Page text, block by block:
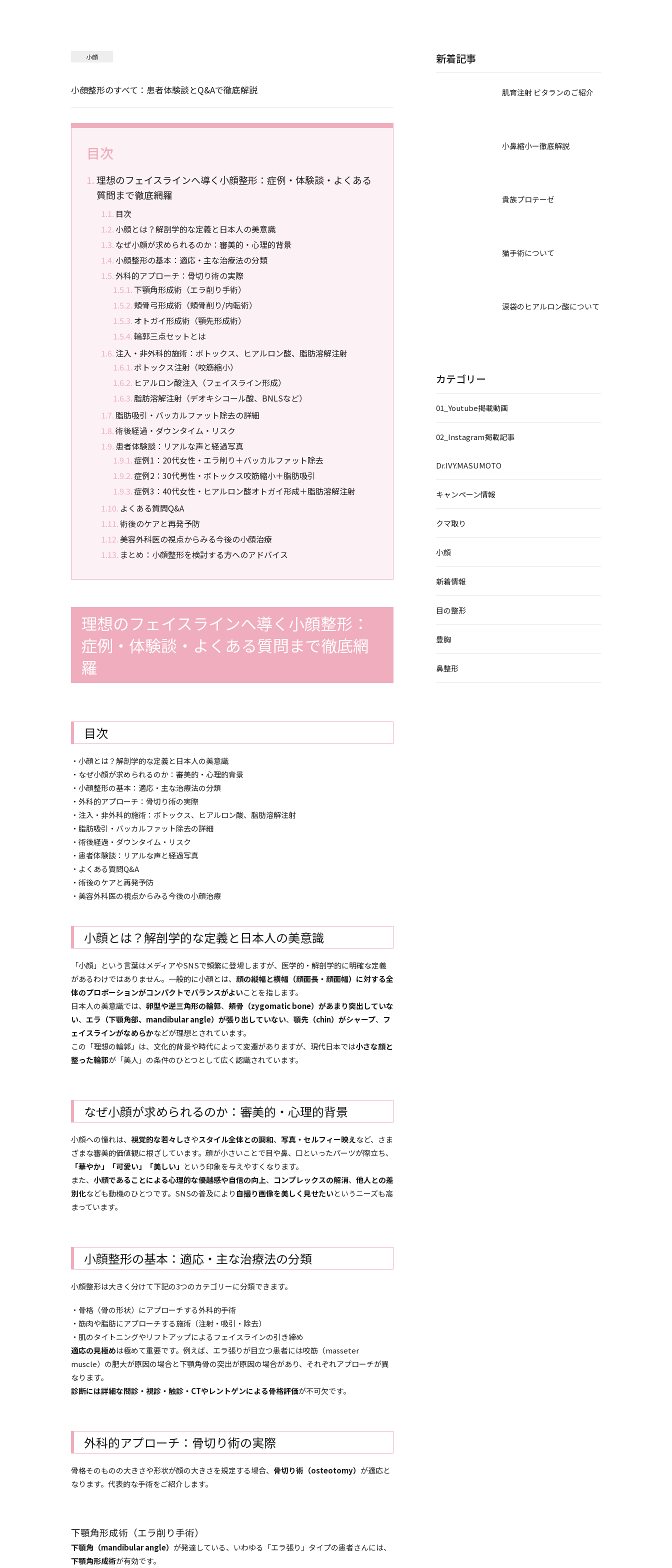
小顔
小顔整形のすべて：患者体験談とQ&Aで徹底解説
目次
理想のフェイスラインへ導く小顔整形：症例・体験談・よくある
質問まで徹底網羅
目次
小顔とは？解剖学的な定義と日本人の美意識
なぜ小顔が求められるのか：審美的・心理的背景
小顔整形の基本：適応・主な治療法の分類
外科的アプローチ：骨切り術の実際
下顎角形成術（エラ削り手術）
頬骨弓形成術（頬骨削り/内転術）
オトガイ形成術（顎先形成術）
輪郭三点セットとは
注入・非外科的施術：ボトックス、ヒアルロン酸、脂肪溶解注射
ボトックス注射（咬筋縮小）
ヒアルロン酸注入（フェイスライン形成）
脂肪溶解注射（デオキシコール酸、BNLSなど）
脂肪吸引・バッカルファット除去の詳細
術後経過・ダウンタイム・リスク
患者体験談：リアルな声と経過写真
症例1：20代女性・エラ削り＋バッカルファット除去
症例2：30代男性・ボトックス咬筋縮小＋脂肪吸引
症例3：40代女性・ヒアルロン酸オトガイ形成＋脂肪溶解注射
よくある質問Q&A
術後のケアと再発予防
美容外科医の視点からみる今後の小顔治療
まとめ：小顔整形を検討する方へのアドバイス
理想のフェイスラインへ導く小顔整形：
症例・体験談・よくある質問まで徹底網
羅
目次
・小顔とは？解剖学的な定義と日本人の美意識
・なぜ小顔が求められるのか：審美的・心理的背景
・小顔整形の基本：適応・主な治療法の分類
・外科的アプローチ：骨切り術の実際
・注入・非外科的施術：ボトックス、ヒアルロン酸、脂肪溶解注射
・脂肪吸引・バッカルファット除去の詳細
・術後経過・ダウンタイム・リスク
・患者体験談：リアルな声と経過写真
・よくある質問Q&A
・術後のケアと再発予防
・美容外科医の視点からみる今後の小顔治療
小顔とは？解剖学的な定義と日本人の美意識
「小顔」という言葉はメディアやSNSで頻繁に登場しますが、医学的・解剖学的に明確な定義
があるわけではありません。一般的に小顔とは、 顔の縦幅と横幅（顔面長・顔面幅）に対する全
体のプロポーションがコンパクトでバランスがよいことを指します。
日本人の美意識では、 卵型や逆三角形の輪郭、 頬骨（zygomatic bone）があまり突出していな
い、 エラ（下顎角部、mandibular angle）が張り出していない、 顎先（chin）がシャープ、 フ
ェイスラインがなめらかなどが理想とされています。
この「理想の輪郭」は、文化的背景や時代によって変遷がありますが、現代日本では小さな顔と
整った輪郭が「美人」の条件のひとつとして広く認識されています。
なぜ小顔が求められるのか：審美的・心理的背景
小顔への憧れは、 視覚的な若々しさやスタイル全体との調和、 写真・セルフィー映えなど、さま
ざまな審美的価値観に根ざしています。顔が小さいことで目や鼻、口といったパーツが際立ち、
「華やか」「可愛い」「美しい」 という印象を与えやすくなります。
また、 小顔であることによる心理的な優越感や自信の向上、 コンプレックスの解消、 他人との差
別化なども動機のひとつです。SNSの普及により 自撮り画像を美しく見せたいというニーズも高
まっています。
小顔整形の基本：適応・主な治療法の分類
小顔整形は大きく分けて下記の3つのカテゴリーに分類できます。
・骨格（骨の形状）にアプローチする外科的手術
・筋肉や脂肪にアプローチする施術（注射・吸引・除去）
・肌のタイトニングやリフトアップによるフェイスラインの引き締め
適応の見極めは極めて重要です。例えば、エラ張りが目立つ患者には咬筋（masseter
muscle）の肥大が原因の場合と下顎角骨の突出が原因の場合があり、それぞれアプローチが異
なります。
診断には詳細な問診・視診・触診・CTやレントゲンによる骨格評価が不可欠です。
外科的アプローチ：骨切り術の実際
骨格そのものの大きさや形状が顔の大きさを規定する場合、 骨切り術（osteotomy） が適応と
なります。代表的な手術をご紹介します。
下顎角形成術（エラ削り手術）
下顎角（mandibular angle） が発達している、いわゆる「エラ張り」タイプの患者さんには、
下顎角形成術が有効です。
新着記事
肌育注射 ビタランのご紹介
小鼻縮小ー徹底解説
貴族プロテーゼ
猫手術について
涙袋のヒアルロン酸について
カテゴリー
01_Youtube掲載動画
02_Instagram掲載記事
Dr.IVY.MASUMOTO
キャンペーン情報
クマ取り
小顔
新着情報
目の整形
豊胸
鼻整形